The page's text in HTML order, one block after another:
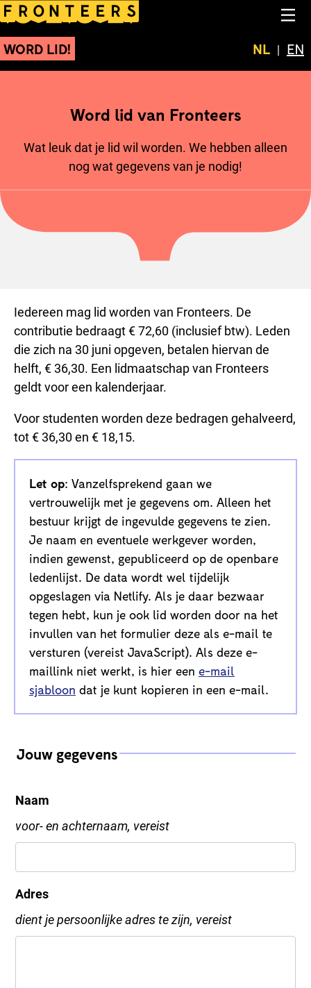
Word lid van Fronteers
WORD LID! Huidige
NL EN
Word lid van Fronteers
Wat leuk dat je lid wil worden. We hebben alleen
nog wat gegevens van je nodig!
Iedereen mag lid worden van Fronteers. De
contributie bedraagt € 72,60 (inclusief btw). Leden
die zich na 30 juni opgeven, betalen hiervan de
helft, € 36,30. Een lidmaatschap van Fronteers
geldt voor een kalenderjaar.
Voor studenten worden deze bedragen gehalveerd,
tot € 36,30 en € 18,15.
Let op: Vanzelfsprekend gaan we
vertrouwelijk met je gegevens om. Alleen het
bestuur krijgt de ingevulde gegevens te zien.
Je naam en eventuele werkgever worden,
indien gewenst, gepubliceerd op de openbare
ledenlijst. De data wordt wel tijdelijk
opgeslagen via Netlify. Als je daar bezwaar
tegen hebt, kun je ook lid worden door na het
invullen van het formulier deze als e-mail te
versturen (vereist JavaScript). Als deze e-
maillink niet werkt, is hier een e-mail
sjabloon dat je kunt kopieren in een e-mail.
Jouw gegevens
Naam
voor- en achternaam, vereist
Adres
dient je persoonlijke adres te zijn, vereist